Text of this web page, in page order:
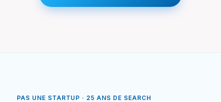
PAS UNE STARTUP · 25 ANS DE SEARCH